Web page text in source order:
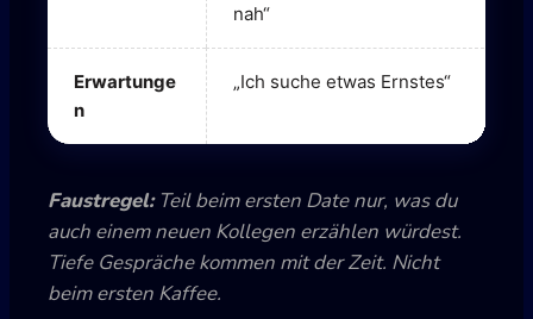
nah“
Erwartunge
n
„Ich suche etwas Ernstes“
Faustregel:Teil beim ersten Date nur, was du
auch einem neuen Kollegen erzählen würdest.
Tiefe Gespräche kommen mit der Zeit. Nicht
beim ersten Kaffee.